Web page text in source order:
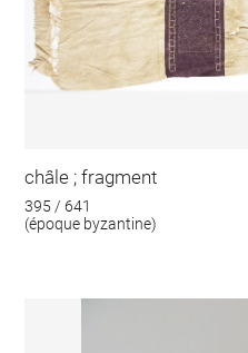
châle ; fragment
395 / 641
(époque byzantine)